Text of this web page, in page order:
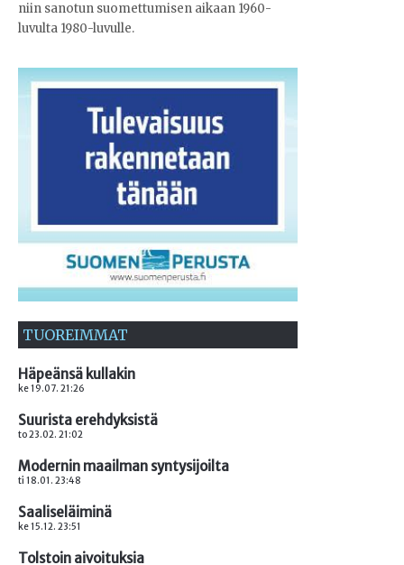
niin sanotun suomettumisen aikaan 1960-
luvulta 1980-luvulle.
TUOREIMMAT
Häpeänsä kullakin
ke 19.07. 21:26
Suurista erehdyksistä
to 23.02. 21:02
Modernin maailman syntysijoilta
ti 18.01. 23:48
Saaliseläiminä
ke 15.12. 23:51
Tolstoin aivoituksia